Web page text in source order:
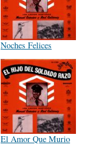
Noches Felices
El Amor Que Murio